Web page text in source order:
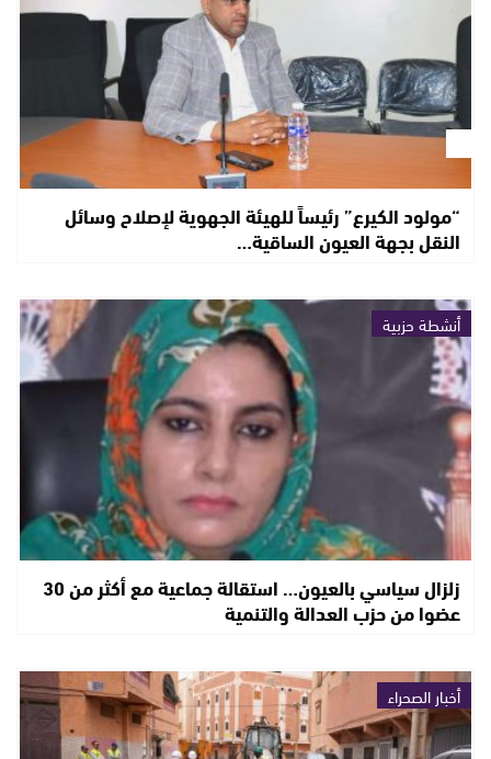
“مولود الكيرع” رئيساً للهيئة الجهوية لإصلاح وسائل
النقل بجهة العيون الساقية…
أنشطة حزبية
زلزال سياسي بالعيون… استقالة جماعية مع أكثر من 30
عضوا من حزب العدالة والتنمية
أخبار الصحراء